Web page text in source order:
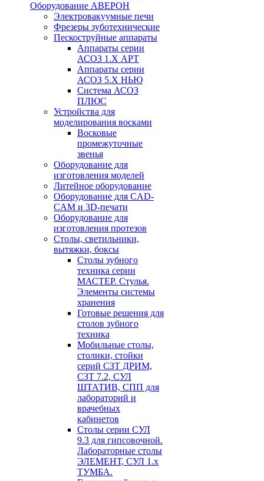
Оборудование АВЕРОН
Электровакуумные печи
Фрезеры зуботехнические
Пескоструйные аппараты
Аппараты серии
АСОЗ 1.Х АРТ
Аппараты серии
АСОЗ 5.Х НЬЮ
Система АСОЗ
ПЛЮС
Устройства для
моделирования восками
Восковые
промежуточные
звенья
Оборудование для
изготовления моделей
Литейное оборудование
Оборудование для CAD-
CAM и 3D-печати
Оборудование для
изготовления протезов
Cтолы, светильники,
вытяжки, боксы
Столы зубного
техника серии
МАСТЕР. Стулья.
Элементы системы
хранения
Готовые решения для
столов зубного
техника
Мобильные столы,
столики, стойки
серий СЗТ ДРИМ,
СЗТ 7.2, СУЛ
ШТАТИВ, СПП для
лабораторий и
врачебных
кабинетов
Столы серии СУЛ
9.3 для гипсовочной.
Лабораторные столы
ЭЛЕМЕНТ, СУЛ 1.х
ТУМБА.